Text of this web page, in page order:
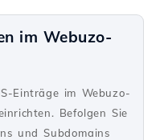
im Webuzo-
Einträge im Webuzo-
Befolgen Sie
und Subdomains